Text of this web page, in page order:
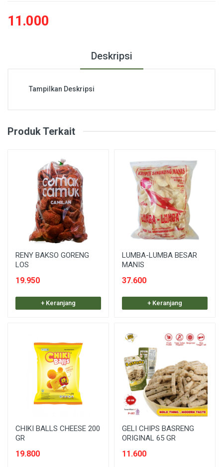
11.000
Deskripsi
Tampilkan Deskripsi
Produk Terkait
RENY BAKSO GORENG
LOS
19.950
+ Keranjang
LUMBA-LUMBA BESAR
MANIS
37.600
+ Keranjang
CHIKI BALLS CHEESE 200
GR
19.800
GELI CHIPS BASRENG
ORIGINAL 65 GR
11.600